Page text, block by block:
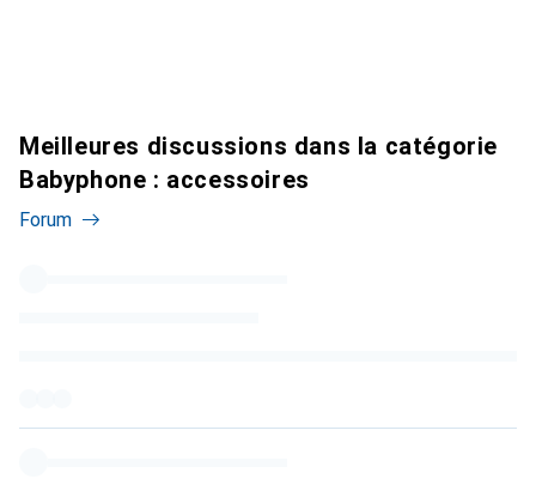
Meilleures discussions dans la catégorie
Babyphone : accessoires
Forum